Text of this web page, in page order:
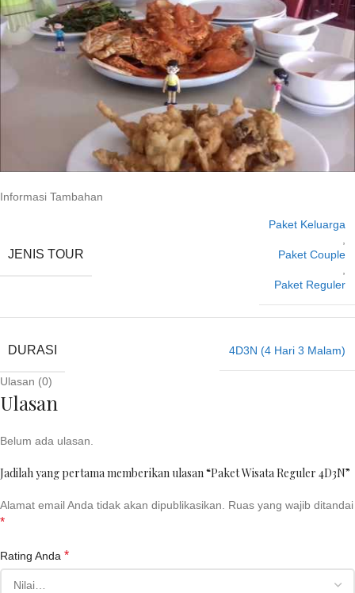
Informasi Tambahan
JENIS TOUR
Paket Keluarga
,
Paket Couple
,
Paket Reguler
DURASI 4D3N (4 Hari 3 Malam)
Ulasan (0)
Ulasan
Belum ada ulasan.
Jadilah yang pertama memberikan ulasan “Paket Wisata Reguler 4D3N”
Alamat email Anda tidak akan dipublikasikan. Ruas yang wajib ditandai
*
Rating Anda *